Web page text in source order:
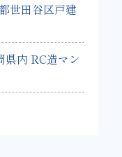
世田谷区戸建
県内 RC造マン